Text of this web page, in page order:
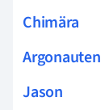
Chimära
Argonauten
Jason